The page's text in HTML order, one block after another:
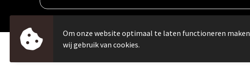
© Copyright Crystal Promotions 2024
Om onze website optimaal te laten functioneren maken
wij gebruik van cookies.